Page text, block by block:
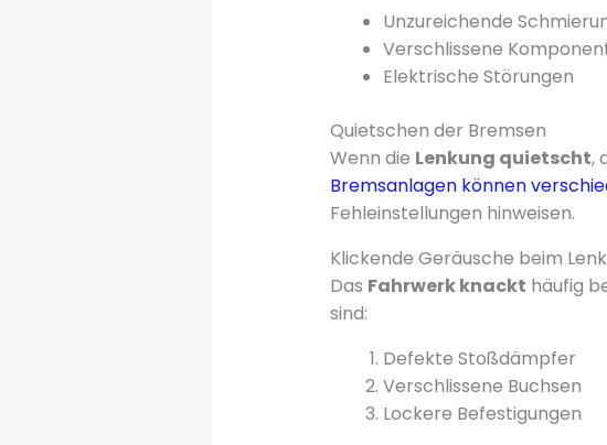
Unzureichende
Verschlissene
Elektrische Störungen
Quietschen der Bremsen
Wenn die Lenkung quietscht,
Bremsanlagen können
Fehleinstellungen hinweisen.
Klickende Geräusche beim
Das Fahrwerk knackt häufig
sind:
Defekte Stoßdämpfer
Verschlissene Buchsen
Lockere Befestigungen